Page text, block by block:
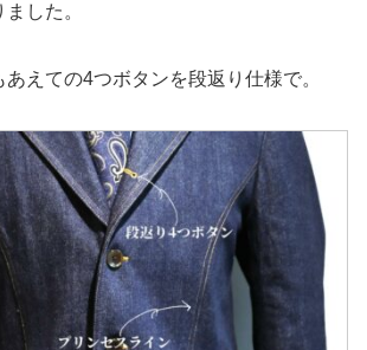
した。
えての4つボタンを段返り仕様で。